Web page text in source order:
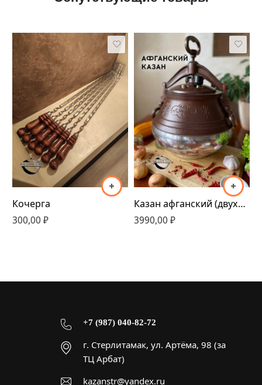
Кочерга
300,00 ₽
Казан афганский (двухцветный) 5-30л
3990,00 ₽
5 литров
8 литров
10 литров
12 литров
15 литров
20 литров
30 литров
+7 (987) 040-82-72
г. Стерлитамак, ул. Артёма, 98 (за
ТЦ Арбат)
kazanstr@yandex.ru